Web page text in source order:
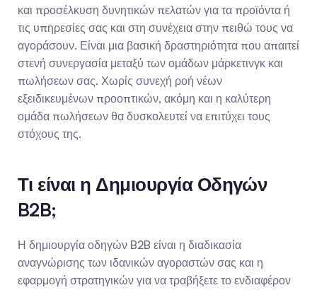
και προσέλκυση δυνητικών πελατών για τα προϊόντα ή
τις υπηρεσίες σας και στη συνέχεια στην πειθώ τους να
αγοράσουν. Είναι μια βασική δραστηριότητα που απαιτεί
στενή συνεργασία μεταξύ των ομάδων μάρκετινγκ και
πωλήσεων σας. Χωρίς συνεχή ροή νέων
εξειδικευμένων προοπτικών, ακόμη και η καλύτερη
ομάδα πωλήσεων θα δυσκολευτεί να επιτύχει τους
στόχους της.
Τι είναι η Δημιουργία Οδηγών
B2B;
Η δημιουργία οδηγών B2B είναι η διαδικασία
αναγνώρισης των ιδανικών αγοραστών σας και η
εφαρμογή στρατηγικών για να τραβήξετε το ενδιαφέρον